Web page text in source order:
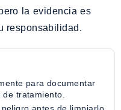
la evidencia es
responsabilidad.
tratamiento.